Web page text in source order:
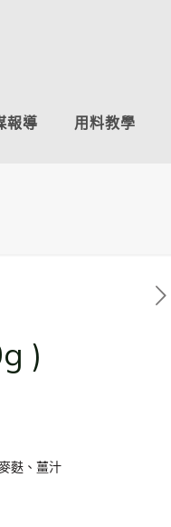
報導 用料教學
)
麩、薑汁